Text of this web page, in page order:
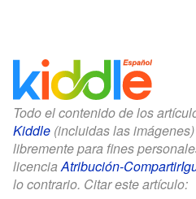
Todo el contenido de los
Kiddle (incluidas las
libremente para fines
licenciaAtribución-
lo contrario. Citar este artículo: